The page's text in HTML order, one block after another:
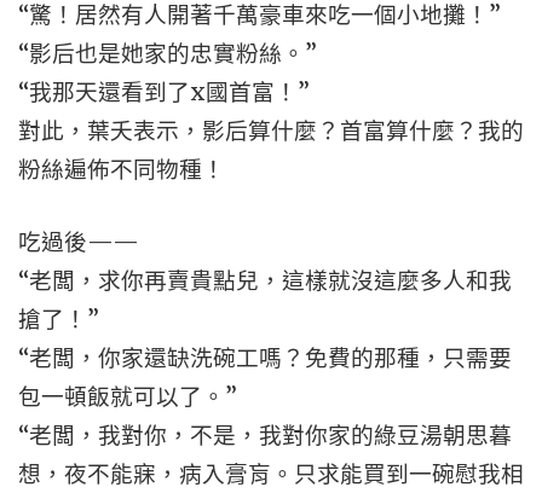
“驚！居然有人開著千萬豪車來吃一個小地攤！”
“影后也是她家的忠實粉絲。”
“我那天還看到了x國首富！”
對此，葉夭表示，影后算什麼？首富算什麼？我的
粉絲遍佈不同物種！
吃過後——
“老闆，求你再賣貴點兒，這樣就沒這麼多人和我
搶了！”
“老闆，你家還缺洗碗工嗎？免費的那種，只需要
包一頓飯就可以了。”
“老闆，我對你，不是，我對你家的綠豆湯朝思暮
想，夜不能寐，病入膏肓。只求能買到一碗慰我相